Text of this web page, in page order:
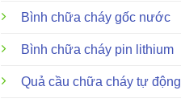
Bình chữa cháy gốc nước
Bình chữa cháy pin lithium
Quả cầu chữa cháy tự động